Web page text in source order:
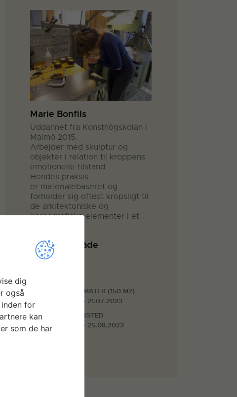
Marie Bonfils
Uddannet fra Konsthögskolan i
Malmö 2015.
Arbejder med skulptur og
objekter i relation til kroppens
emotionelle tilstand.
Hendes praksis
er materialebaseret og
forholder sig oftest kropsligt til
de arkitektoniske og
koreografiske elementer i et
Arbejdsområde
Billedkunst
STORE FORMATER (150 M2)
17.07.2023 - 21.07.2023
METALVÆRKSTED
17.07.2023 - 25.08.2023
dig
også
for
kan
som de har